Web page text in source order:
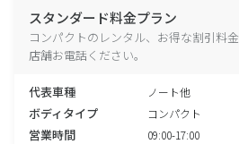
スタンダード料金プラン
コンパクトのレンタル、お得な割引料
店舗お電話ください。
代表車種 ノート他
ボディタイプ コンパクト
営業時間 09:00-17:00